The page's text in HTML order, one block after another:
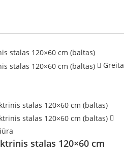
Greita
stalas 120×60 cm